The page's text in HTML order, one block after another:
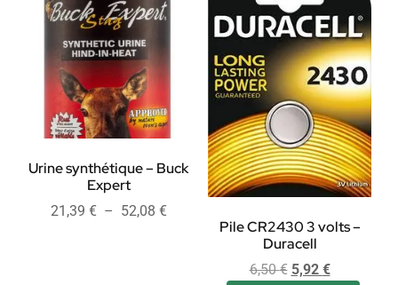
Urine synthétique – Buck
Expert
21,39 € – 52,08 €
Pile CR2430 3 volts –
Duracell
6,50€ 5,92 €